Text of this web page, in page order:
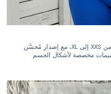
يغطي Aolafree نظامًا كامل الحجم من XXS إلى XL، مع إصدار مُحسَّن
مخصصة لأشكال الجسم